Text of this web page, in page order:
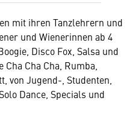
mit ihren Tanzlehrern und
und Wienerinnen ab 4
Disco Fox, Salsa und
Cha Cha, Rumba,
von Jugend-, Studenten,
Dance, Specials und